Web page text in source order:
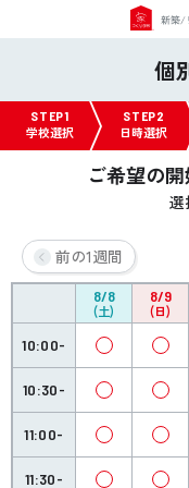
個
STEP1
学校選択
STEP2
日時選択
ご希望の
選
前の1週間
8/8
(土)
8/9
(日)
10:00-
10:30-
11:00-
11:30-